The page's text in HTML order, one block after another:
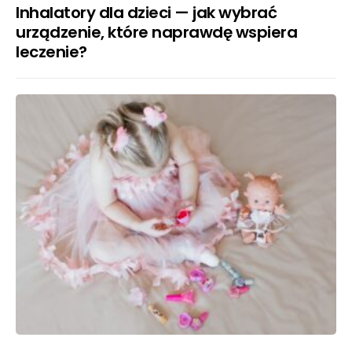
Inhalatory dla dzieci — jak wybrać
urządzenie, które naprawdę wspiera
leczenie?